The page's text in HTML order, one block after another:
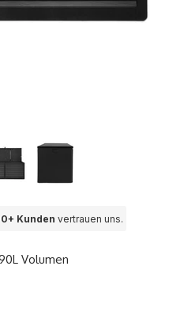
Kunden vertrauen uns.
Volumen